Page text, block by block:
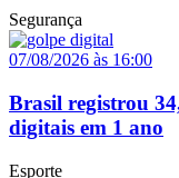
Segurança
07/08/2026 às 16:00
Brasil registrou
digitais em 1 ano
Esporte